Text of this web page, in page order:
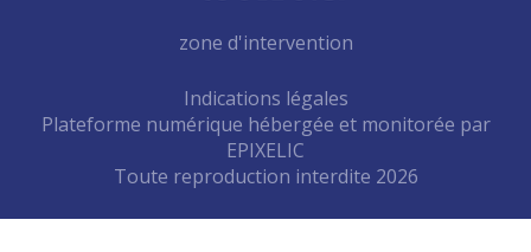
zone d'intervention
Indications légales
—
Plateforme numérique hébergée et monitorée par
EPIXELIC
—
Toute reproduction interdite 2026